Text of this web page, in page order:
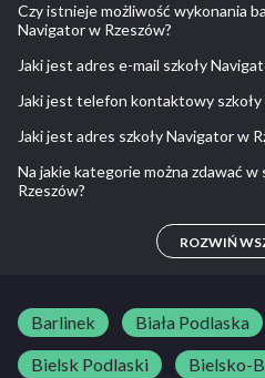
Kurs kat. B dla uczniów: 1799
Kurs kat. B: 1899
Kurs kat. B przyspieszony: 2199
Jazdy doszkalające kat. B: 65
Jazdy doszkalające kat. B dla
Czy istnieje możliwość wykonania
Navigator w Rzeszów?
Nie, nie ma takiej możliwości.
Jaki jest adres e-mail szkoły
osknavigator@gmail.com
Jaki jest telefon kontaktowy
665 035 405, 721 120 690
Jaki jest adres szkoły Navigator w
ul. Towarnickiego 4 35-016
Na jakie kategorie można zdawać
Rzeszów?
ROZWIŃ
Barlinek Biała Podlaska
Bielsk Podlaski
Bielsko-